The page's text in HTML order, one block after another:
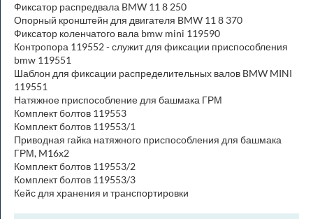
Фиксатор распредвала BMW 11 8 250
Опорный кронштейн для двигателя BMW 11 8 370
Фиксатор коленчатого вала bmw mini 119590
Контропора 119552 - служит для фиксации приспособления
bmw 119551
Шаблон для фиксации распределительных валов BMW MINI
119551
Натяжное приспособление для башмака ГРМ
Комплект болтов 119553
Комплект болтов 119553/1
Приводная гайка натяжного приспособления для башмака
ГРМ, M16x2
Комплект болтов 119553/2
Комплект болтов 119553/3
Кейс для хранения и транспортировки